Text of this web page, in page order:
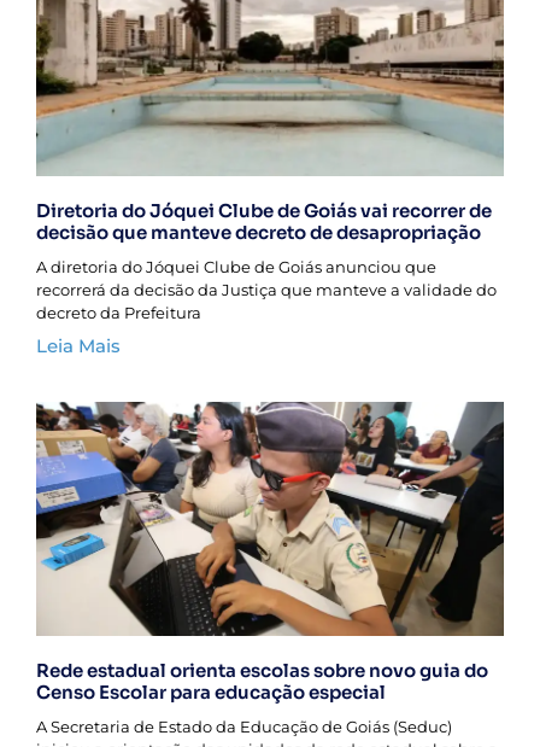
Diretoria do Jóquei Clube de Goiás vai recorrer de
decisão que manteve decreto de desapropriação
A diretoria do Jóquei Clube de Goiás anunciou que
recorrerá da decisão da Justiça que manteve a validade do
decreto da Prefeitura
Leia Mais
Rede estadual orienta escolas sobre novo guia do
Censo Escolar para educação especial
A Secretaria de Estado da Educação de Goiás (Seduc)